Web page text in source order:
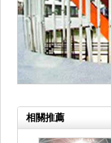
相關推薦